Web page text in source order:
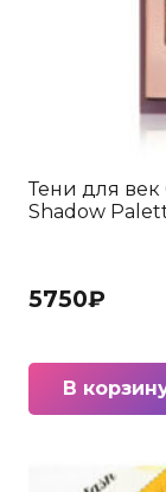
Тени для
Shadow
5750₽
В